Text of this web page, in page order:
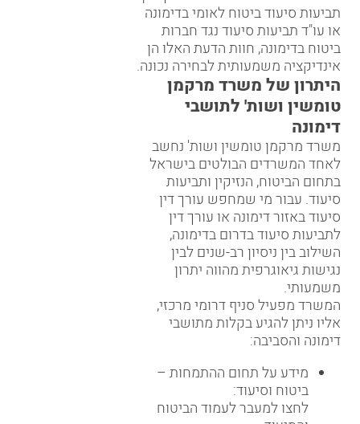
תביעות סיעוד ביטוח לאומי בדימונה
או עו"ד תביעות סיעוד נגד חברות
ביטוח בדימונה, חוות הדעת האלו הן
אינדיקציה משמעותית לבחירה נכונה.
היתרון של משרד מרקמן
טומשין ושות' לתושבי
דימונה
משרד מרקמן טומשין ושות' נחשב
לאחד המשרדים הבולטים בישראל
בתחום הביטוח, הנזיקין ותביעות
סיעוד. עבור מי שמחפש עורך דין
סיעוד באזור דימונה או עורך דין
לתביעות סיעוד בדרום בדימונה,
השילוב בין ניסיון רב-שנים לבין
נגישות גיאוגרפית מהווה יתרון
משמעותי.
המשרד מפעיל סניף דרומי מרכזי,
אליו ניתן להגיע בקלות מתושבי
דימונה והסביבה:
מידע על תחום ההתמחות –
ביטוח וסיעוד:
לחצו למעבר לעמוד הביטוח